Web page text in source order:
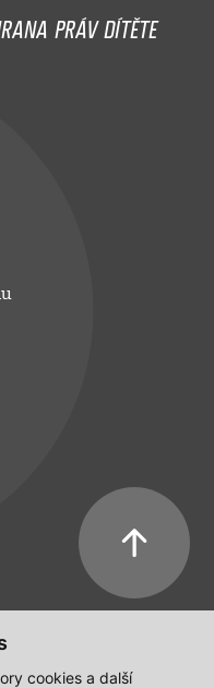
cookies a další
PRÁV DÍTĚTE